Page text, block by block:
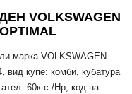
VOLKSWAGEN
VOLKSWAGEN
купе: комби, кубатура
60к.с./Hp, код на